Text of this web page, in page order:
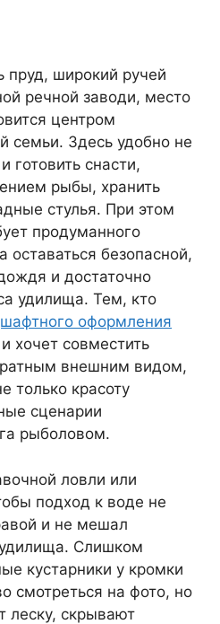
пруд, широкий ручей
речной заводи, место
центром
семьи. Здесь удобно не
готовить снасти,
рыбы, хранить
стулья. При этом
продуманного
безопасной,
и достаточно
удилища. Тем, кто
оформления
и хочет совместить
внешним видом,
только красоту
сценарии
рыболовом.
ловли или
подход к воде не
и не мешал
Слишком
кустарники у кромки
смотреться на фото, но
леску, скрывают